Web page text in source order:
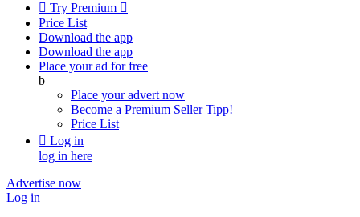
 Try Premium 
Price List
Download the app
Download the app
Place your ad for free
b
Place your advert now
Become a Premium SellerTipp!
Price List
 Log in
log in here
Advertise now
Log in